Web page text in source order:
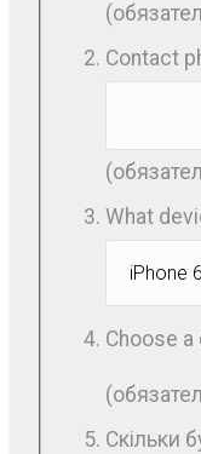
Contact
What
Choose a
Скільки